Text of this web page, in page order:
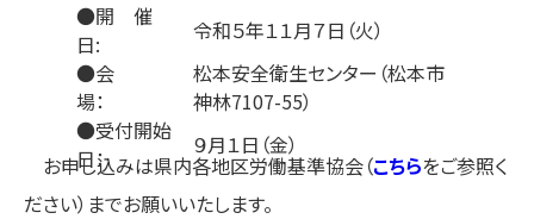
●開 催
日:
令和５年１１月７日（火）
●会
場：
松本安全衛生センター（松本市
神林7107-55）
●受付開始
日：
９月１日（金）
お申し込みは県内各地区労働基準協会（こちらをご参照く
ださい）までお願いいたします。